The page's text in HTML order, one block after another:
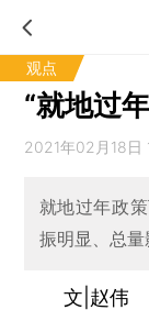
观点
“就地过
2021年02月18日
就地过年政
振明显、总量
文|赵伟